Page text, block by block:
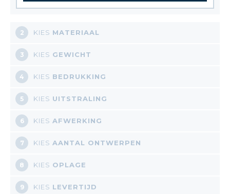
2 KIES MATERIAAL
3 KIES GEWICHT
4 KIES BEDRUKKING
5 KIES UITSTRALING
6 KIES AFWERKING
7 KIES AANTAL ONTWERPEN
8 KIES OPLAGE
9 KIES LEVERTIJD